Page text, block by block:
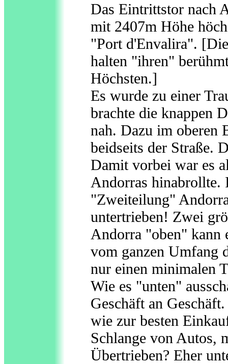
Das Eintrittstor nach
mit 2407m Höhe
"Port d'Envalira".
halten "ihren"
Höchsten.]
Es wurde zu einer
brachte die knappen
nah. Dazu im oberen
beidseits der Straße.
Damit vorbei war es
Andorras hinabrollte.
"Zweiteilung"
untertrieben! Zwei
Andorra "oben" kann
vom ganzen Umfang
nur einen minimalen
Wie es "unten"
Geschäft an
wie zur besten
Schlange von Autos,
Übertrieben? Eher